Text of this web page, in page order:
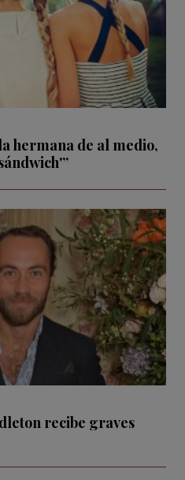
hermana de al medio,
recibe graves